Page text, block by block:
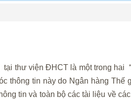
thư viện ĐHCT là một trong hai
thông tin này do Ngân hàng Thế
tin và toàn bộ các tài liệu về